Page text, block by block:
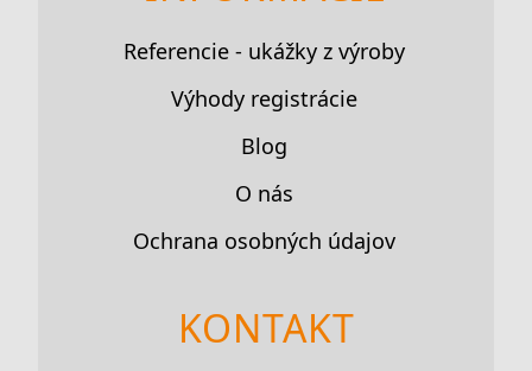
Referencie - ukážky z výroby
Výhody registrácie
Blog
O nás
Ochrana osobných údajov
KONTAKT